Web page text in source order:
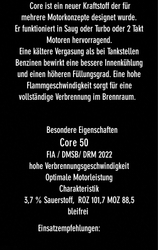
Core ist ein neuer Kraftstoff der für
mehrere Motorkonzepte designet wurde.
Er funktioniert in Saug oder Turbo oder 2 Takt
Motoren hervorragend.
Eine kältere Vergasung als bei Tankstellen
Benzinen bewirkt eine bessere Innenkühlung
und einen höheren Füllungsgrad. Eine hohe
Flammgeschwindigkeit sorgt für eine
vollständige Verbrennung im Brennraum.
Besondere Eigenschaften
Core 50
FIA / DMSB/ DRM 2022
hohe Verbrennungsgeschwindigkeit
Optimale Motorleistung
Charakteristik
3,7 % Sauerstoff, ROZ 101,7 MOZ 88,5
bleifrei
Einsatzempfehlungen: